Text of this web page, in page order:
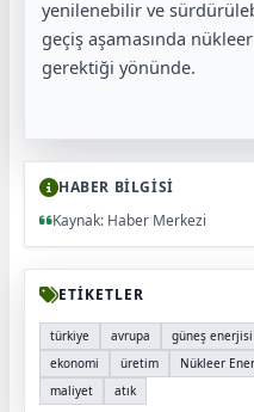
yenilenebilir ve
geçiş aşamasında
gerektiği yönünde.
HABER BİLGİSİ
Kaynak: Haber Merkezi
ETİKETLER
türkiye avrupa güneş enerjisi
ekonomi
üretim Nükleer
maliyet
atık